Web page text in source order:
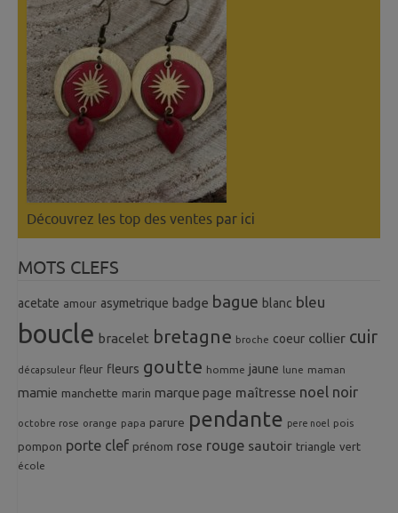
Découvrez les top des ventes par ici
MOTS CLEFS
acetate amour asymetrique badge bague blanc bleu
boucle bracelet bretagne broche coeur collier cuir
décapsuleur fleur fleurs goutte homme jaune lune maman
mamie manchette marin marque page maîtresse noel noir
octobre rose orange papa parure pendante pere noel pois
pompon porte clef prénom rose rouge sautoir triangle vert
école